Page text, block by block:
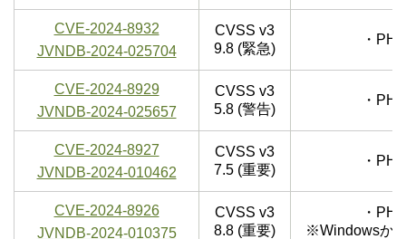
CVE-2024-8932
JVNDB-2024-025704
CVSS v3
9.8 (緊急)
・
CVE-2024-8929
JVNDB-2024-025657
CVSS v3
5.8 (警告)
・
CVE-2024-8927
JVNDB-2024-010462
CVSS v3
7.5 (重要)
・
CVE-2024-8926
JVNDB-2024-010375
CVSS v3
8.8 (重要)
・
※Windowsか